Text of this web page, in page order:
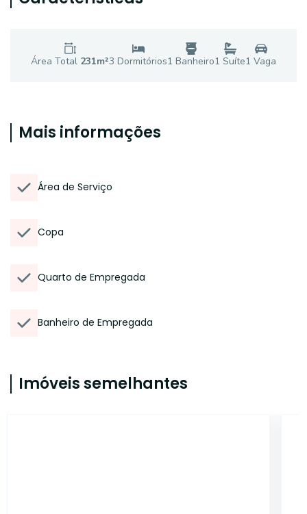
Área Total 231m²3 Dormitórios1 Banheiro1 Suíte1 Vaga
Mais informações
Área de Serviço
Copa
Quarto de Empregada
Banheiro de Empregada
Imóveis semelhantes